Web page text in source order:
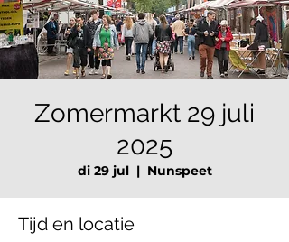
Zomermarkt 29 juli
2025
di 29 jul
  |
Nunspeet
Tijd en locatie